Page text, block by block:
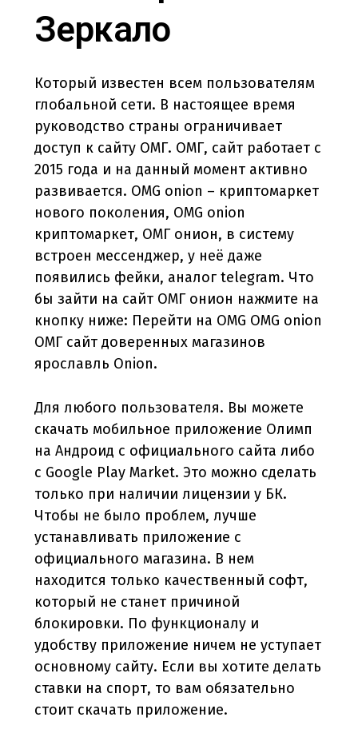
Зеркало
Который известен всем пользователям
глобальной сети. В настоящее время
руководство страны ограничивает
доступ к сайту ОМГ. ОМГ, сайт работает с
2015 года и на данный момент активно
развивается. OMG onion – криптомаркет
нового поколения, OMG onion
криптомаркет, ОМГ онион, в систему
встроен мессенджер, у неё даже
появились фейки, аналог telegram. Что
бы зайти на сайт ОМГ онион нажмите на
кнопку ниже: Перейти на OMG OMG onion
ОМГ сайт доверенных магазинов
ярославль Onion.
Для любого пользователя. Вы можете
скачать мобильное приложение Олимп
на Андроид с официального сайта либо
с Google Play Market. Это можно сделать
только при наличии лицензии у БК.
Чтобы не было проблем, лучше
устанавливать приложение с
официального магазина. В нем
находится только качественный софт,
который не станет причиной
блокировки. По функционалу и
удобству приложение ничем не уступает
основному сайту. Если вы хотите делать
ставки на спорт, то вам обязательно
стоит скачать приложение.